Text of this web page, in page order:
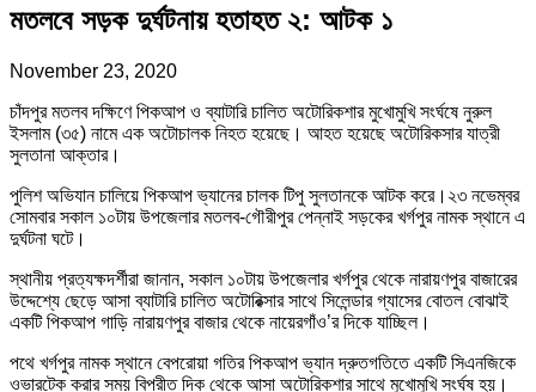
মতলবে সড়ক দুর্ঘটনায় হতাহত ২: আটক ১
November 23, 2020
চাঁদপুর মতলব দক্ষিণে পিকআপ ও ব্যাটারি চালিত অটোরিকশার মুখোমুখি সংর্ঘষে নুরুল
ইসলাম (৩৫) নামে এক অটোচালক নিহত হয়েছে। আহত হয়েছে অটোরিকসার যাত্রী
সুলতানা আক্তার।
পুলিশ অভিযান চালিয়ে পিকআপ ভ্যানের চালক টিপু সুলতানকে আটক করে।২৩ নভেম্বর
সোমবার সকাল ১০টায় উপজেলার মতলব-গৌরীপুর পেন্নাই সড়কের খর্গপুর নামক স্থানে এ
দুর্ঘটনা ঘটে।
স্থানীয় প্রত্যক্ষদর্শীরা জানান, সকাল ১০টায় উপজেলার খর্গপুর থেকে নারায়ণপুর বাজারের
উদ্দেশ্যে ছেড়ে আসা ব্যাটারি চালিত অটোরিক্সার সাথে সিলেন্ডার গ্যাসের বোতল বোঝাই
একটি পিকআপ গাড়ি নারায়ণপুর বাজার থেকে নায়েরগাঁও’র দিকে যাচ্ছিল।
পথে খর্গপুর নামক স্থানে বেপরোয়া গতির পিকআপ ভ্যান দ্রুতগতিতে একটি সিএনজিকে
ওভারটেক করার সময় বিপরীত দিক থেকে আসা অটোরিকশার সাথে মুখোমুখি সংর্ঘষ হয়।